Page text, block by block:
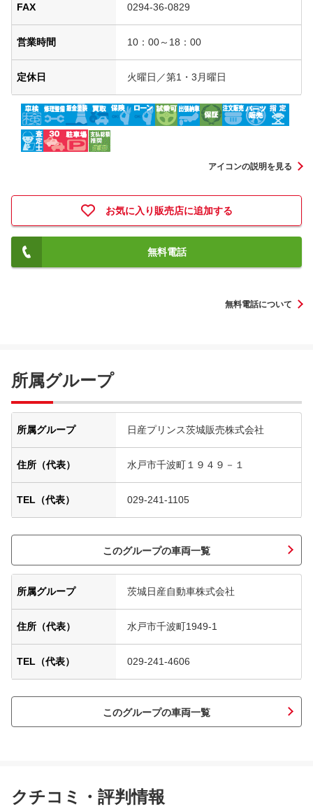
FAX 0294-36-0829
営業時間 10：00～18：00
定休日 火曜日／第1・3月曜日
アイコンの説明を見る
お気に入り販売店に追加する
無料電話
無料電話について
所属グループ
所属グループ 日産プリンス茨城販売株式会社
住所（代表） 水戸市千波町１９４９－１
TEL（代表） 029-241-1105
このグループの車両一覧
所属グループ 茨城日産自動車株式会社
住所（代表） 水戸市千波町1949-1
TEL（代表） 029-241-4606
このグループの車両一覧
クチコミ・評判情報